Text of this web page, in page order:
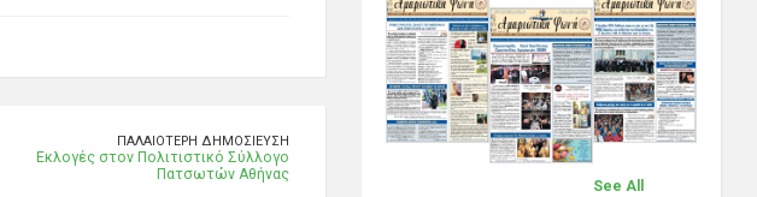
ΠΑΛΑΙΌΤΕΡΗ ΔΗΜΟΣΊΕΥΣΗ
Εκλογές στον Πολιτιστικό Σύλλογο
Πατσωτών Αθήνας
See All